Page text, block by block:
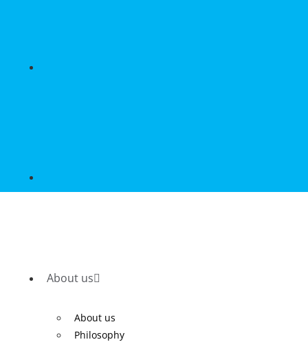
About us
About us
Philosophy